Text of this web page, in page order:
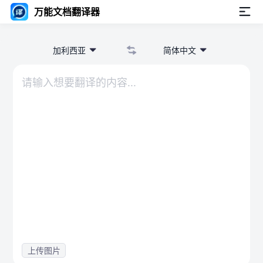
万能文档翻译器
加利西亚 简体中文
上传图片